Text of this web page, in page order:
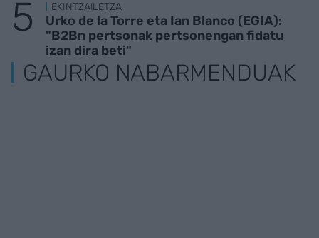
EKINTZAILETZA
Urko de la Torre eta Ian Blanco (EGIA):
"B2Bn pertsonak pertsonengan fidatu
izan dira beti"
GAURKO NABARMENDUAK